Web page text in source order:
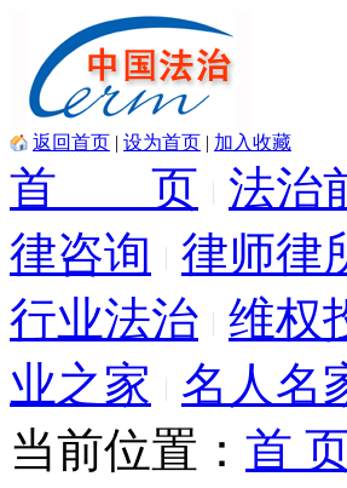
返回首页 | 设为首页 | 加入收藏
首 页 法治
律咨询
律师律
行业法治 维权
业之家
名人名
当前位置： 首